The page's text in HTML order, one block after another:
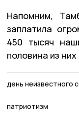
Напомним,
заплатила
450 тысяч
половина из
день неизвестного
патриотизм